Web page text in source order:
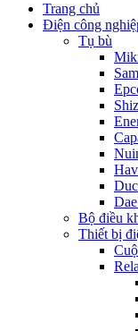
Trang chủ
Điện công
Tụ bù
Bộ điều
Thiết bị